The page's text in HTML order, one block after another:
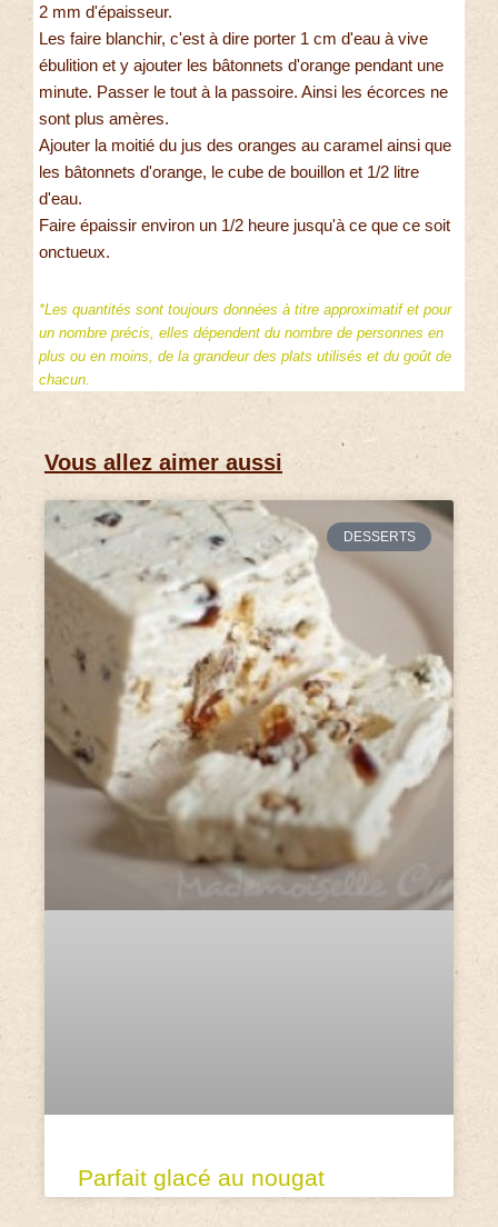
2 mm d'épaisseur.
Les faire blanchir, c'est à dire porter 1 cm d'eau à vive
ébulition et y ajouter les bâtonnets d'orange pendant une
minute. Passer le tout à la passoire. Ainsi les écorces ne
sont plus amères.
Ajouter la moitié du jus des oranges au caramel ainsi que
les bâtonnets d'orange, le cube de bouillon et 1/2 litre
d'eau.
Faire épaissir environ un 1/2 heure jusqu'à ce que ce soit
onctueux.
*Les quantités sont toujours données à titre approximatif et pour
un nombre précis, elles dépendent du nombre de personnes en
plus ou en moins, de la grandeur des plats utilisés et du goût de
chacun.
Vous allez aimer aussi
DESSERTS
Parfait glacé au nougat